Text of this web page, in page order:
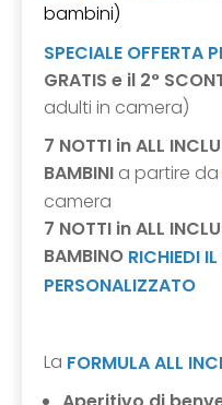
bambini)
SPECIALE OFFERTA
GRATIS e il 2°
adulti in camera)
7 NOTTI in ALL
BAMBINI a partire da
camera
7 NOTTI in ALL
BAMBINO RICHIEDI
PERSONALIZZATO
La FORMULA ALL